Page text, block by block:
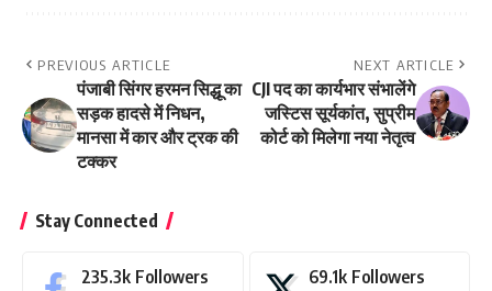
PREVIOUS ARTICLE
पंजाबी सिंगर हरमन सिद्धू का
सड़क हादसे में निधन,
मानसा में कार और ट्रक की
टक्कर
NEXT ARTICLE
CJI पद का कार्यभार संभालेंगे
जस्टिस सूर्यकांत, सुप्रीम
कोर्ट को मिलेगा नया नेतृत्व
Stay Connected
235.3k Followers 69.1k Followers